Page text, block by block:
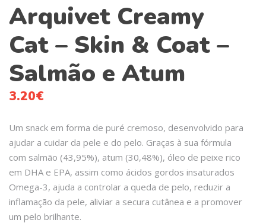
Arquivet Creamy
Cat – Skin & Coat –
Salmão e Atum
3.20€
Um snack em forma de puré cremoso, desenvolvido para
ajudar a cuidar da pele e do pelo. Graças à sua fórmula
com salmão (43,95%), atum (30,48%), óleo de peixe rico
em DHA e EPA, assim como ácidos gordos insaturados
Omega-3, ajuda a controlar a queda de pelo, reduzir a
inflamação da pele, aliviar a secura cutânea e a promover
um pelo brilhante.